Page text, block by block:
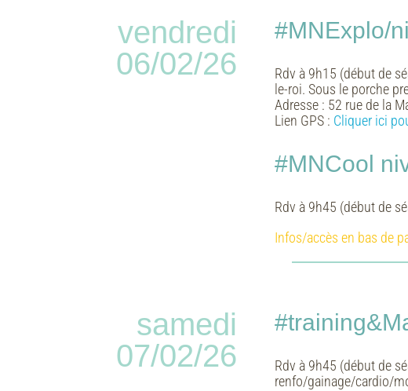
vendredi
06/02/26
#MNExplo/
Rdv à 9h15 (début de
le-roi. Sous le porche
Adresse : 52 rue de la
Lien GPS : Cliquer ici
#MNCool
Rdv à 9h45 (début de
Infos/accès en bas de
samedi
07/02/26
Rdv à 9h45 (début de
renfo/gainage/cardio/